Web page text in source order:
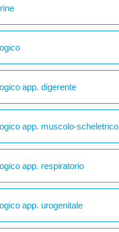
app. digerente
app. muscolo-scheletrico
app. respiratorio
app. urogenitale